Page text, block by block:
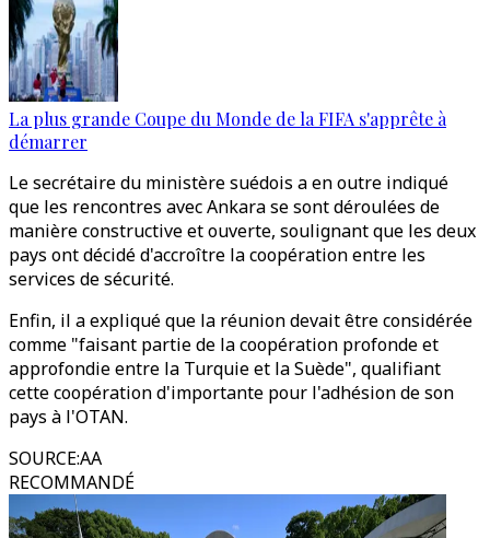
La plus grande Coupe du Monde de la FIFA s'apprête à
démarrer
Le secrétaire du ministère suédois a en outre indiqué
que les rencontres avec Ankara se sont déroulées de
manière constructive et ouverte, soulignant que les deux
pays ont décidé d'accroître la coopération entre les
services de sécurité.
Enfin, il a expliqué que la réunion devait être considérée
comme "faisant partie de la coopération profonde et
approfondie entre la Turquie et la Suède", qualifiant
cette coopération d'importante pour l'adhésion de son
pays à l'OTAN.
SOURCE:AA
RECOMMANDÉ